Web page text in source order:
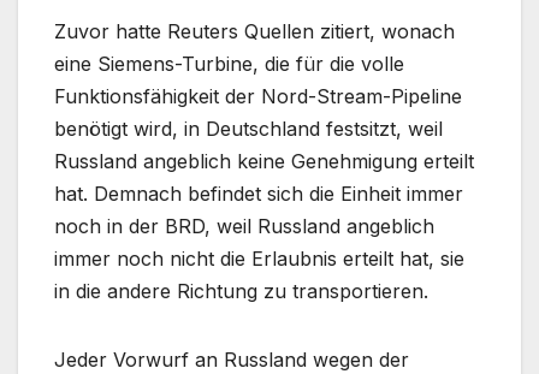
Zuvor hatte Reuters Quellen zitiert, wonach
eine Siemens-Turbine, die für die volle
Funktionsfähigkeit der Nord-Stream-Pipeline
benötigt wird, in Deutschland festsitzt, weil
Russland angeblich keine Genehmigung erteilt
hat. Demnach befindet sich die Einheit immer
noch in der BRD, weil Russland angeblich
immer noch nicht die Erlaubnis erteilt hat, sie
in die andere Richtung zu transportieren.
Jeder Vorwurf an Russland wegen der